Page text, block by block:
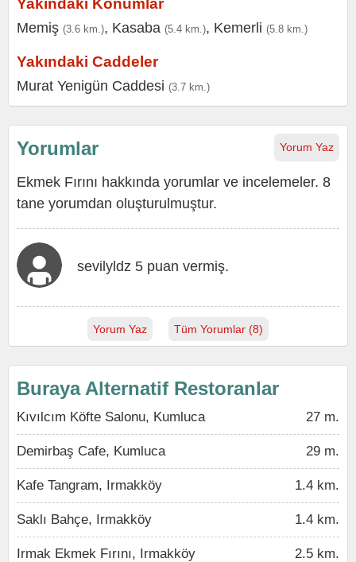
Yakındaki Konumlar
Memiş (3.6 km.), Kasaba (5.4 km.), Kemerli (5.8 km.)
Yakındaki Caddeler
Murat Yenigün Caddesi (3.7 km.)
Yorum Yaz
Yorumlar
Ekmek Fırını hakkında yorumlar ve incelemeler. 8
tane yorumdan oluşturulmuştur.
sevilyldz 5 puan vermiş.
Yorum Yaz Tüm Yorumlar (8)
Buraya Alternatif Restoranlar
Kıvılcım Köfte Salonu, Kumluca 27 m.
Demirbaş Cafe, Kumluca 29 m.
Kafe Tangram, Irmakköy 1.4 km.
Saklı Bahçe, Irmakköy 1.4 km.
Irmak Ekmek Fırını, Irmakköy 2.5 km.